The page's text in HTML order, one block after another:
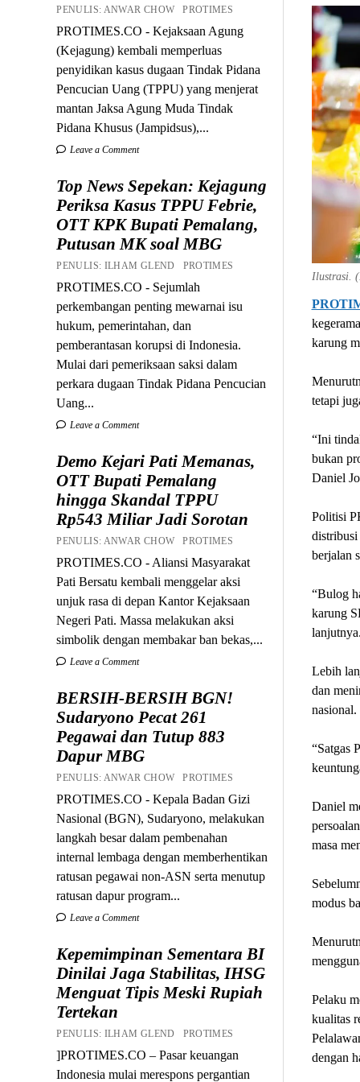
PENULIS: ANWAR CHOW PROTIMES
PROTIMES.CO - Kejaksaan Agung
(Kejagung) kembali memperluas
penyidikan kasus dugaan Tindak Pidana
Pencucian Uang (TPPU) yang menjerat
mantan Jaksa Agung Muda Tindak
Pidana Khusus (Jampidsus),...
Leave a Comment
Top News Sepekan: Kejagung
Periksa Kasus TPPU Febrie,
OTT KPK Bupati Pemalang,
Putusan MK soal MBG
PENULIS: ILHAM GLEND PROTIMES
PROTIMES.CO - Sejumlah
perkembangan penting mewarnai isu
hukum, pemerintahan, dan
pemberantasan korupsi di Indonesia.
Mulai dari pemeriksaan saksi dalam
perkara dugaan Tindak Pidana Pencucian
Uang...
Leave a Comment
Demo Kejari Pati Memanas,
OTT Bupati Pemalang
hingga Skandal TPPU
Rp543 Miliar Jadi Sorotan
PENULIS: ANWAR CHOW PROTIMES
PROTIMES.CO - Aliansi Masyarakat
Pati Bersatu kembali menggelar aksi
unjuk rasa di depan Kantor Kejaksaan
Negeri Pati. Massa melakukan aksi
simbolik dengan membakar ban bekas,...
Leave a Comment
BERSIH-BERSIH BGN!
Sudaryono Pecat 261
Pegawai dan Tutup 883
Dapur MBG
PENULIS: ANWAR CHOW PROTIMES
PROTIMES.CO - Kepala Badan Gizi
Nasional (BGN), Sudaryono, melakukan
langkah besar dalam pembenahan
internal lembaga dengan memberhentikan
ratusan pegawai non-ASN serta menutup
ratusan dapur program...
Leave a Comment
Kepemimpinan Sementara BI
Dinilai Jaga Stabilitas, IHSG
Menguat Tipis Meski Rupiah
Tertekan
PENULIS: ILHAM GLEND PROTIMES
]PROTIMES.CO – Pasar keuangan
Indonesia mulai merespons pergantian
Ilustrasi.
karung
tetapi
“Ini
bukan
Daniel
Politisi
distribusi
berjalan
“Bulog
karung
Lebih
dan
nasional.
“Satgas
Daniel
masa
modus
Pelaku
kualitas
dengan